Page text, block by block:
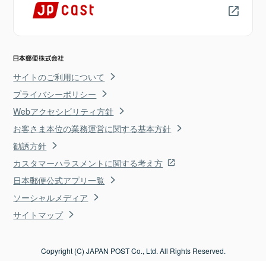
サイトのご利用について
プライバシーポリシー
Webアクセシビリティ方針
お客さま本位の業務運営に関する基本方針
勧誘方針
カスタマーハラスメントに関する考え方
日本郵便公式アプリ一覧
ソーシャルメディア
サイトマップ
Copyright (C) JAPAN POST Co., Ltd. All Rights Reserved.